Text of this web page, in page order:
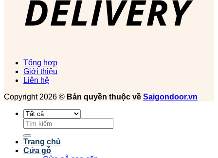
Tổng hợp
Giới thiệu
Liên hệ
Copyright 2026 © Bản quyền thuộc về Saigondoor.vn
Tìm
kiếm:
Trang chủ
Cửa gỗ